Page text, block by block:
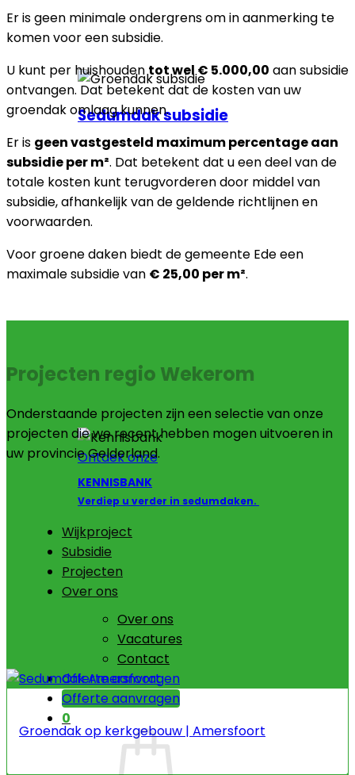
Sedumdak subsidie
Ontdek onze
KENNISBANK
Verdiep u verder in sedumdaken.
Wijkproject
Subsidie
Projecten
Over ons
Over ons
Vacatures
Contact
Offerte aanvragen
Offerte aanvragen
0
Er is geen minimale ondergrens om in aanmerking te
komen voor een subsidie.
U kunt per huishoudentot wel € 5.000,00 aan subsidie
ontvangen. Dat betekent dat de kosten van uw
groendak omlaag kunnen.
Er is geen vastgesteld maximum percentage aan
subsidie per m². Dat betekent dat u een deel van de
totale kosten kunt terugvorderen door middel van
subsidie, afhankelijk van de geldende richtlijnen en
voorwaarden.
Voor groene daken biedt de gemeente Ede een
maximale subsidie van € 25,00 per m².
Projecten regio Wekerom
Onderstaande projecten zijn een selectie van onze
projecten die we recent hebben mogen uitvoeren in
uw provincie Gelderland.
Groendak op kerkgebouw | Amersfoort